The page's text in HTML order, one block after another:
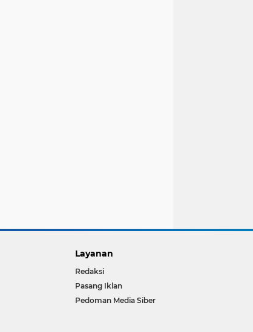
Layanan
Redaksi
Pasang Iklan
Pedoman Media Siber